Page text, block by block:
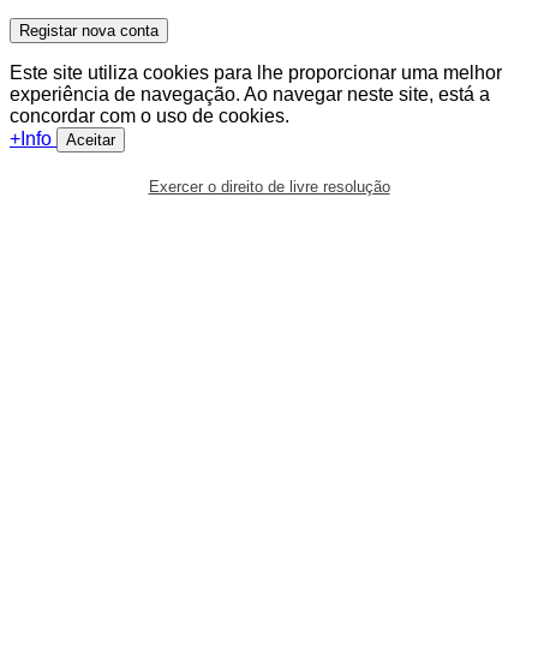
Registar nova conta
Este site utiliza cookies para lhe proporcionar uma melhor
experiência de navegação. Ao navegar neste site, está a
concordar com o uso de cookies.
+Info
Aceitar
Exercer o direito de livre resolução